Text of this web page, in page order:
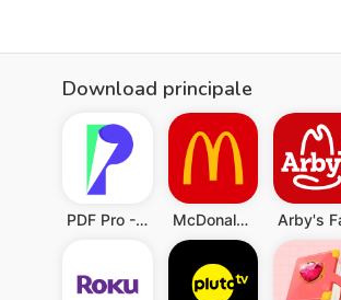
Download principale
PDF Pro - Reader & Maker McDonald's